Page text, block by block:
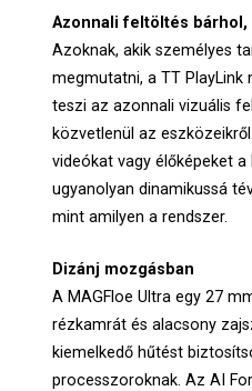
Azonnali feltöltés bárhol,
Azoknak, akik személyes
megmutatni, a TT PlayLink
teszi az azonnali vizuális
közvetlenül az
videókat vagy élőképeket a
ugyanolyan dinamikussá
mint amilyen a rendszer.
Dizánj mozgásban
A MAGFloe Ultra egy 27
rézkamrát és alacsony
kiemelkedő hűtést
processzoroknak. Az AI